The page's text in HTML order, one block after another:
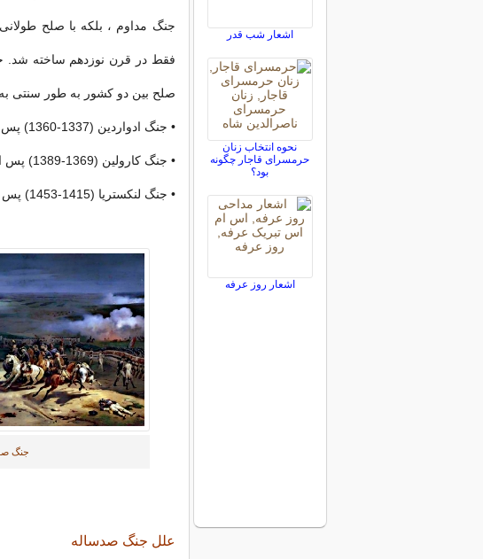
جنگ مداوم ، بلکه با صلح
فقط در قرن نوزدهم ساخته شد.
صلح بین دو کشور به طور سنتی
• جنگ ادواردین (1337-1360) پس از ادوارد سوم انگلستان
• جنگ کارولین (1369-1389) پس از شارل پنجم فرانسه.
• جنگ لنکستریا (1415-1453) پس از خانه سلطنتی انگلستان ، لانکسترها.
جنگ
علل جنگ صدساله
اشعار شب قدر
نحوه انتخاب زنان
حرمسرای قاجار چگونه
بود؟
اشعار روز عرفه